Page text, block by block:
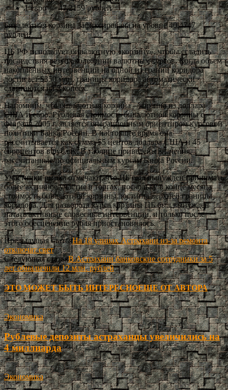
1 евро — 47,2159 рублей
Бивалютная корзина зафиксирована на уровне 40,4747
рублей.
ЦБ РФ использует бивалютную «корзину», чтобы сгладить
последствия резких колебаний валютных курсов. Когда объем
накопленных интервенций на одной из границ коридора
достигает $350 млн, границы коридора автоматически
сдвигаются на 5 копеек.
Напомним, что бивалютная корзина – корзина из доллара
США и евро. Рублевая стоимость бивалютной корзины с
февраля 2005 г. является операционным ориентиром курсовой
политики Банка России. В настоящее время она
рассчитывается как сумма 55 центов доллара США и 45
евроцентов в рублях. В таблице приведены значения,
рассчитанные по официальным курсам Банка России.
Участники рынка отмечают, что ЦБ был вынужден принимать
более активное участие в торгах, поскольку в конце месяца
стоимость бивалютной корзины достигла верхней границы
коридора. Для разворота курса корзины ЦБ был вынужден
начать активные словесные интервенции, и только после
этого обесценение рубля приостановилось.
Предыдущая статьяНа 18 улицах Астрахани из-за ремонта
отключат свет
Следующая статьяВ Астрахани банковские сотрудники за 5
лет обналичили 12 млн. рублей
ЭТО МОЖЕТ БЫТЬ ИНТЕРЕСНОЕЩЕ ОТ АВТОРА
Экономика
Рублевые депозиты астраханцы увеличились на
4 миллиарда
Экономика